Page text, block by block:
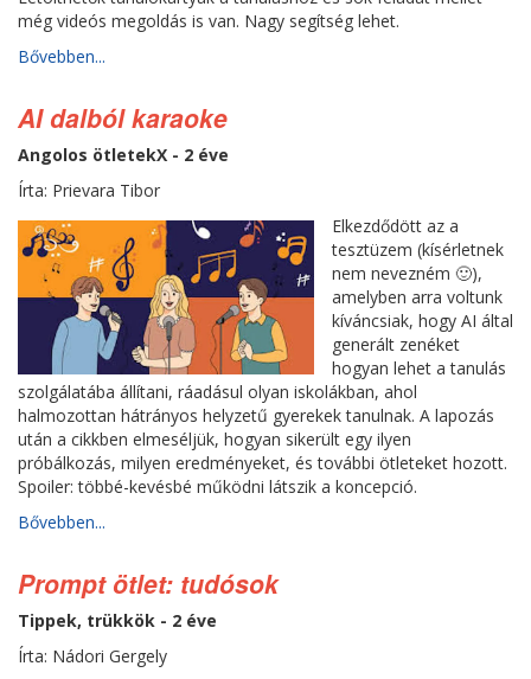
még videós megoldás is van. Nagy segítség lehet.
Bővebben...
AI dalból karaoke
Angolos ötletekX - 2 éve
Írta: Prievara Tibor
Elkezdődött az a
tesztüzem (kísérletnek
nem nevezném 🙂),
amelyben arra voltunk
kíváncsiak, hogy AI által
generált zenéket
hogyan lehet a tanulás
szolgálatába állítani, ráadásul olyan iskolákban, ahol
halmozottan hátrányos helyzetű gyerekek tanulnak. A lapozás
után a cikkben elmeséljük, hogyan sikerült egy ilyen
próbálkozás, milyen eredményeket, és további ötleteket hozott.
Spoiler: többé-kevésbé működni látszik a koncepció.
Bővebben...
Prompt ötlet: tudósok
Tippek, trükkök - 2 éve
Írta: Nádori Gergely